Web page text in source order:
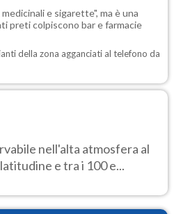
e sigarette", ma è una
preti colpiscono bar e farmacie
della zona agganciati al telefono da
nell'alta atmosfera al
e tra i 100 e...